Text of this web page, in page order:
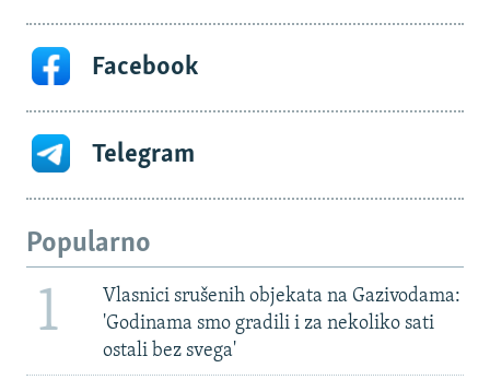
Facebook
Telegram
Popularno
1
Vlasnici srušenih objekata na Gazivodama:
'Godinama smo gradili i za nekoliko sati
ostali bez svega'